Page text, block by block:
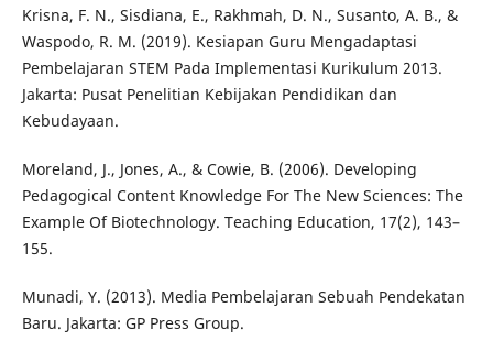
Krisna, F. N., Sisdiana, E., Rakhmah, D. N., Susanto, A. B., &
Waspodo, R. M. (2019). Kesiapan Guru Mengadaptasi
Pembelajaran STEM Pada Implementasi Kurikulum 2013.
Jakarta: Pusat Penelitian Kebijakan Pendidikan dan
Kebudayaan.
Moreland, J., Jones, A., & Cowie, B. (2006). Developing
Pedagogical Content Knowledge For The New Sciences: The
Example Of Biotechnology. Teaching Education, 17(2), 143–
155.
Munadi, Y. (2013). Media Pembelajaran Sebuah Pendekatan
Baru. Jakarta: GP Press Group.